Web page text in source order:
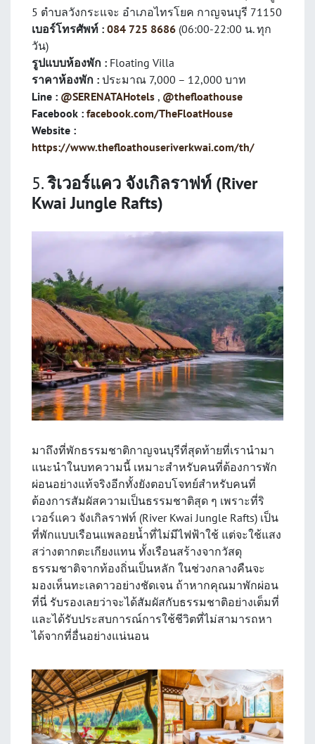
5 ตำบลวังกระแจะ อำเภอไทรโยค กาญจนบุรี 71150
เบอร์โทรศัพท์ : 084 725 8686 (06:00-22:00 น. ทุก
วัน)
รูปแบบห้องพัก : Floating Villa
ราคาห้องพัก : ประมาณ 7,000 – 12,000 บาท
Line : @SERENATAHotels , @thefloathouse
Facebook : facebook.com/TheFloatHouse
Website :
https://www.thefloathouseriverkwai.com/th/
5.ริเวอร์แคว จังเกิลราฟท์ (River
Kwai Jungle Rafts)
มาถึงที่พักธรรมชาติกาญจนบุรีที่สุดท้ายที่เรานำมา
แนะนำในบทความนี้ เหมาะสำหรับคนที่ต้องการพัก
ผ่อนอย่างแท้จริงอีกทั้งยังตอบโจทย์สำหรับคนที่
ต้องการสัมผัสความเป็นธรรมชาติสุด ๆ เพราะที่ริ
เวอร์แคว จังเกิลราฟท์ (River Kwai Jungle Rafts) เป็น
ที่พักแบบเรือนแพลอยน้ำที่ไม่มีไฟฟ้าใช้ แต่จะใช้แสง
สว่างตากตะเกียงแทน ทั้งเรือนสร้างจากวัสดุ
ธรรมชาติจากท้องถิ่นเป็นหลัก ในช่วงกลางคืนจะ
มองเห็นทะเลดาวอย่างชัดเจน ถ้าหากคุณมาพักผ่อน
ที่นี่ รับรองเลยว่าจะได้สัมผัสกับธรรมชาติอย่างเต็มที่
และได้รับประสบการณ์การใช้ชีวิตที่ไม่สามารถหา
ได้จากที่อื่นอย่างแน่นอน